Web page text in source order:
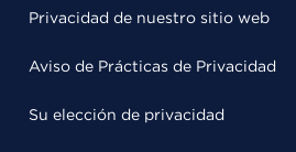
Privacidad de nuestro sitio web
Aviso de Prácticas de Privacidad
Su elección de privacidad